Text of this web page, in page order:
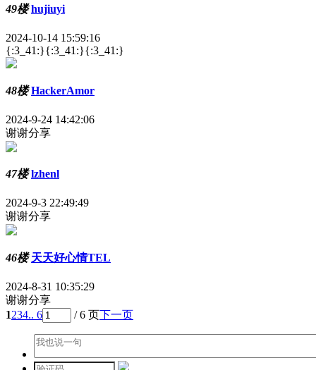
49楼 hujiuyi
2024-10-14 15:59:16
{:3_41:}{:3_41:}{:3_41:}
48楼 HackerAmor
2024-9-24 14:42:06
谢谢分享
47楼 lzhenl
2024-9-3 22:49:49
谢谢分享
46楼 天天好心情TEL
2024-8-31 10:35:29
谢谢分享
1234.. 6 / 6 页下一页